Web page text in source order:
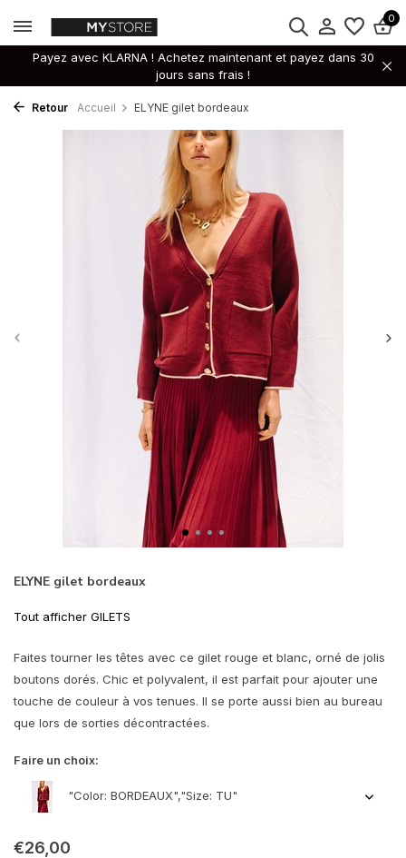
0
Payez avec KLARNA ! Achetez maintenant et payez dans 30
jours sans frais !
Retour Accueil ELYNE gilet bordeaux
ELYNE gilet bordeaux
Tout afficher GILETS
Faites tourner les têtes avec ce gilet rouge et blanc, orné de jolis
boutons dorés. Chic et polyvalent, il est parfait pour ajouter une
touche de couleur à vos tenues. Il se porte aussi bien au bureau
que lors de sorties décontractées.
Faire un choix:
"Color: BORDEAUX","Size: TU"
€26,00